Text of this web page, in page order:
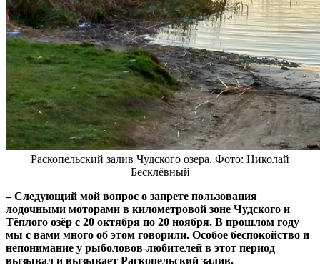
Раскопельский залив Чудского озера. Фото: Николай
Бесклёвный
– Следующий мой вопрос о запрете пользования
лодочными моторами в километровой зоне Чудского и
Тёплого озёр с 20 октября по 20 ноября. В прошлом году
мы с вами много об этом говорили. Особое беспокойство и
непонимание у рыболовов-любителей в этот период
вызывал и вызывает Раскопельский залив.